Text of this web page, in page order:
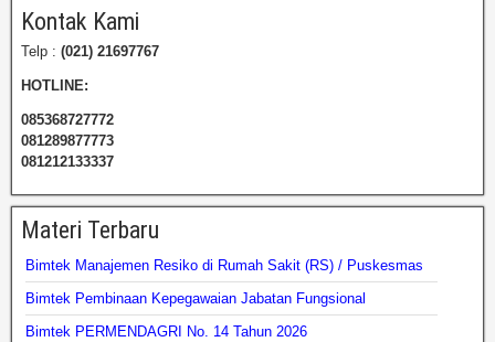
Kontak Kami
Telp : (021) 21697767
HOTLINE:
085368727772
081289877773
081212133337
Materi Terbaru
Bimtek Manajemen Resiko di Rumah Sakit (RS) / Puskesmas
Bimtek Pembinaan Kepegawaian Jabatan Fungsional
Bimtek PERMENDAGRI No. 14 Tahun 2026